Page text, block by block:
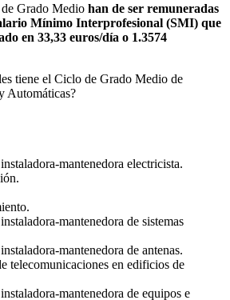
Grado Medio han de ser remuneradas
Mínimo Interprofesional (SMI) que
en 33,33 euros/día o 1.3574
tiene el Ciclo de Grado Medio de
Automáticas?​
mantenedora electricista.
mantenedora de sistemas
mantenedora de antenas.
telecomunicaciones en edificios de
mantenedora de equipos e